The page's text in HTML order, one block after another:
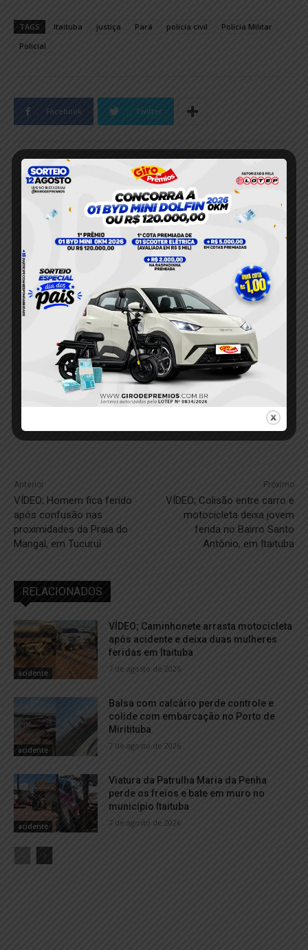
TAGS Itaituba justiça Pará policia civil
Policia Militar
Policial
Facebook Twitter
Anterior
VÍDEO; Homem fica ferido
após confusão nas
proximidades da Praia do
Mangal, em Tucuruí
Próximo
VÍDEO; Colisão entre carro e
motocicleta deixa jovem
ferida no Bairro Santo
Antônio, em Itaituba
RELACIONADOS
acidente
VÍDEO; Caminhonete arrasta motocicleta
após acidente e deixa duas mulheres
feridas em Itaituba
7 de agosto de 2026
acidente
Balsa com calcário perde controle e
colide com embarcação no Porto de
Miritituba
7 de agosto de 2026
acidente
Viatura da Patrulha Maria da Penha
perde os freios e bate em muro no
município Itaituba
7 de agosto de 2026